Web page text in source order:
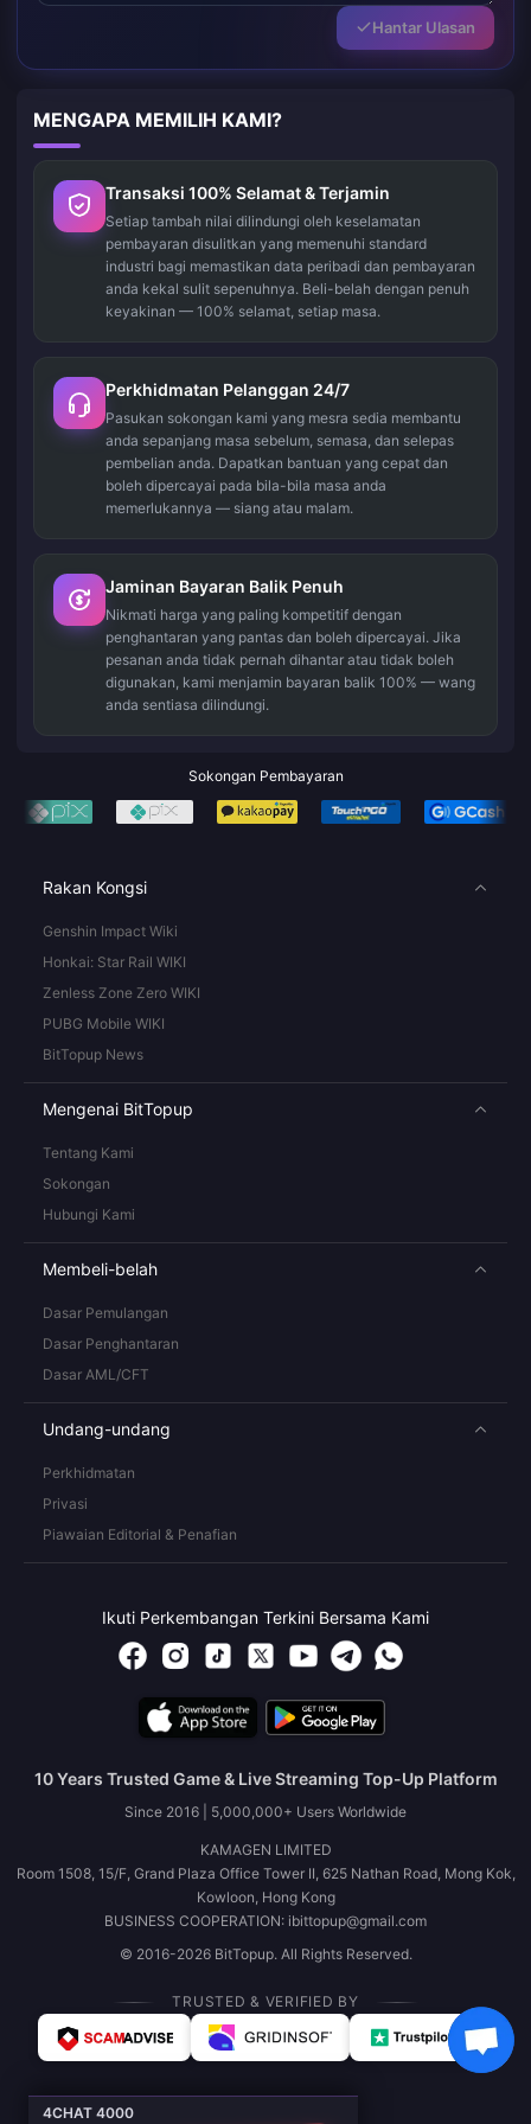
4CHAT 4000
Hantar Ulasan
MENGAPA MEMILIH KAMI?
Transaksi 100% Selamat & Terjamin
Setiap tambah nilai dilindungi oleh keselamatan
pembayaran disulitkan yang memenuhi standard
industri bagi memastikan data peribadi dan pembayaran
anda kekal sulit sepenuhnya. Beli-belah dengan penuh
keyakinan — 100% selamat, setiap masa.
Perkhidmatan Pelanggan 24/7
Pasukan sokongan kami yang mesra sedia membantu
anda sepanjang masa sebelum, semasa, dan selepas
pembelian anda. Dapatkan bantuan yang cepat dan
boleh dipercayai pada bila-bila masa anda
memerlukannya — siang atau malam.
Jaminan Bayaran Balik Penuh
Nikmati harga yang paling kompetitif dengan
penghantaran yang pantas dan boleh dipercayai. Jika
pesanan anda tidak pernah dihantar atau tidak boleh
digunakan, kami menjamin bayaran balik 100% — wang
anda sentiasa dilindungi.
Sokongan Pembayaran
Rakan Kongsi
Genshin Impact Wiki
Honkai: Star Rail WIKI
Zenless Zone Zero WIKI
PUBG Mobile WIKI
BitTopup News
Mengenai BitTopup
Tentang Kami
Sokongan
Hubungi Kami
Membeli-belah
Dasar Pemulangan
Dasar Penghantaran
Dasar AML/CFT
Undang-undang
Perkhidmatan
Privasi
Piawaian Editorial & Penafian
Ikuti Perkembangan Terkini Bersama Kami
10 Years Trusted Game & Live Streaming Top-Up Platform
Since 2016 | 5,000,000+ Users Worldwide
KAMAGEN LIMITED
Room 1508, 15/F, Grand Plaza Office Tower II, 625 Nathan Road, Mong Kok,
Kowloon, Hong Kong
BUSINESS COOPERATION: ibittopup@gmail.com
© 2016-2026 BitTopup. All Rights Reserved.
TRUSTED & VERIFIED BY